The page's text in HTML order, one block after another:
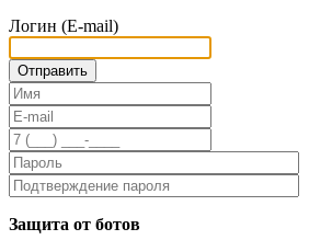
Логин (E-mail)
Защита от ботов